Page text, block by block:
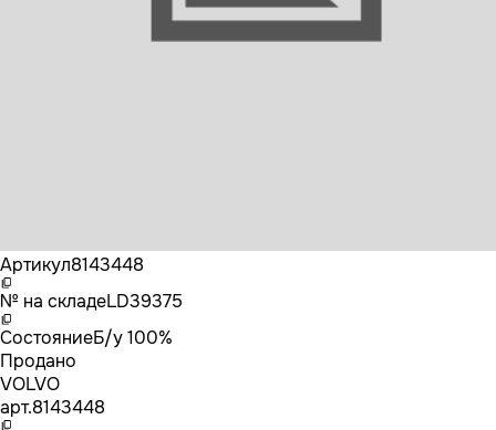
Артикул8143448
№ на складеLD39375
СостояниеБ/у 100%
Продано
VOLVO
арт.8143448